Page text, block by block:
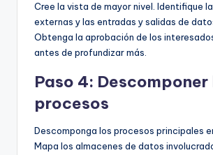
Cree la vista de mayor nivel. Identifique
externas y las entradas y salidas de
Obtenga la aprobación de los
antes de profundizar más.
Paso 4: Descomponer
procesos
Descomponga los procesos principales
Mapa los almacenes de datos